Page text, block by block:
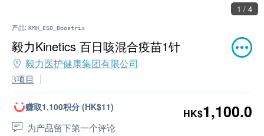
1 / 4
产品: KMH_ESD_Boostrix
毅力Kinetics 百日咳混合疫苗1针
毅力医护健康集团有限公司
3项目
赚取1,100积分 (HK$11)
为产品留下第一个评论
HK$1,100.0